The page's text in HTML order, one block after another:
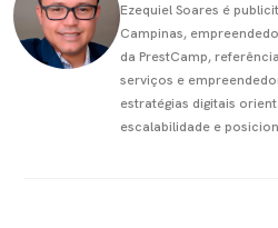
Ezequiel Soares é
Campinas,
da PrestCamp,
serviços e
estratégias digitais
escalabilidade e